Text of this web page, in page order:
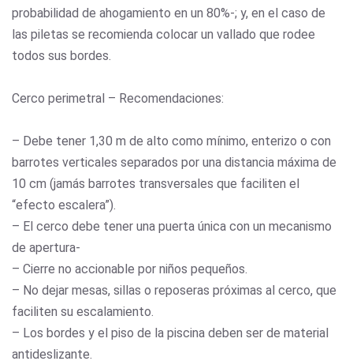
probabilidad de ahogamiento en un 80%-; y, en el caso de
las piletas se recomienda colocar un vallado que rodee
todos sus bordes.
Cerco perimetral – Recomendaciones:
– Debe tener 1,30 m de alto como mínimo, enterizo o con
barrotes verticales separados por una distancia máxima de
10 cm (jamás barrotes transversales que faciliten el
“efecto escalera”).
– El cerco debe tener una puerta única con un mecanismo
de apertura-
– Cierre no accionable por niños pequeños.
– No dejar mesas, sillas o reposeras próximas al cerco, que
faciliten su escalamiento.
– Los bordes y el piso de la piscina deben ser de material
antideslizante.